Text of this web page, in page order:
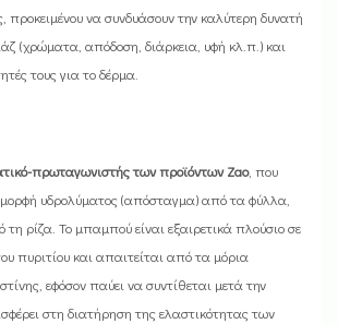
προκειμένου να συνδυάσουν την καλύτερη δυνατή
(χρώματα, απόδοση, διάρκεια, υφή κλ.π.) και
τους για το δέρμα.
πρωταγωνιστής των προϊόντων Zao, που
μορφή υδρολύματος (απόσταγμα) από τα φύλλα,
τη ρίζα. Το μπαμπού είναι εξαιρετικά πλούσιο σε
πυριτίου και απαιτείται από τα μόρια
εφόσον παύει να συντίθεται μετά την
στη διατήρηση της ελαστικότητας των